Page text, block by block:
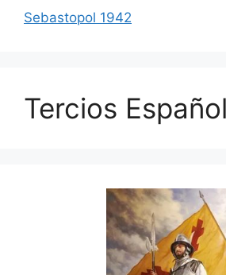
Sebastopol 1942
Tercios